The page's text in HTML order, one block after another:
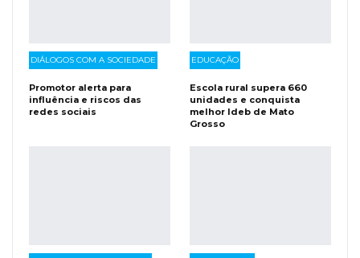
DIÁLOGOS COM A SOCIEDADE
Promotor alerta para
influência e riscos das
redes sociais
EDUCAÇÃO
Escola rural supera 660
unidades e conquista
melhor Ideb de Mato
Grosso